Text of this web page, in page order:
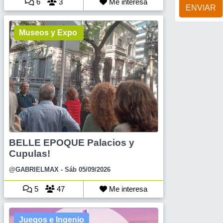
Museos y Expo
BELLE EPOQUE Palacios y
Cupulas!
@GABRIELMAX - Sáb 05/09/2026
5 47 Me interesa
Juegos e Ingenio
ENVIAR